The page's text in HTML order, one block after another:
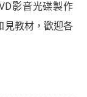
影音光碟製作
見教材，歡迎各